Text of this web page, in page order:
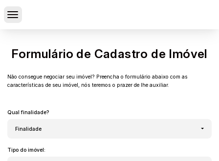
Formulário de Cadastro de Imóvel
Não consegue negociar seu imóvel? Preencha o formulário abaixo com as
características de seu imóvel, nós teremos o prazer de lhe auxiliar.
Qual finalidade?
Finalidade
Tipo do imóvel: